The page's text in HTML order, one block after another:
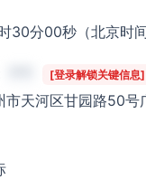
分00秒（北京时间
[登录解锁关键信息]
市天河区甘园路50